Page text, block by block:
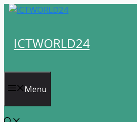
Skip
ICTWORLD24
Menu